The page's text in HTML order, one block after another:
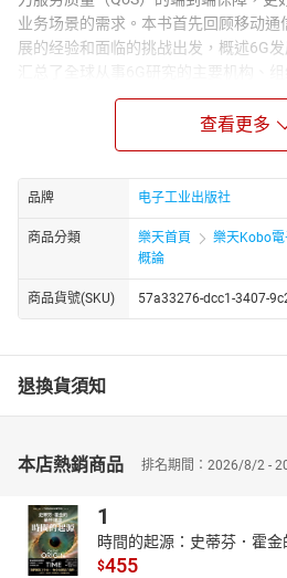
业务场景的需求。本书首先回顾移动通
展的经验和面临的挑战出发，概述6G
汇总了全球从事6G研究的主要机构、
进展和成果，并且从愿景、需求、频率
何定义6G；然后围绕传统通信网络的
介绍了6G无线领域最有代表性的几个
双工、正交时频空间调制，以及通信和
等；最后从整个网络架构的角度，着
多能力融合移动网络架构的设计。本书
人员的参考书，也可作为高校本科生和
企业布局未来与移动信息应用相关业务
查看更多
品牌 电子工业出版社
商品分類 樂天首頁 樂天Kobo
概論
商品貨號(SKU) 57a33276-dcc1-3407-
退換貨須知
本店熱銷商品 排名期間：2026/8/2 -
1
時間的起源：史蒂芬．霍金
$455